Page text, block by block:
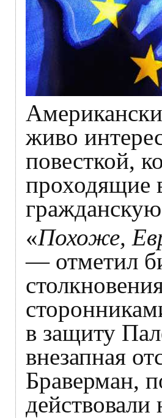
живо
повесткой,
проходящие
«Похоже,
— отметил
в защиту
внезапная
Браверман,